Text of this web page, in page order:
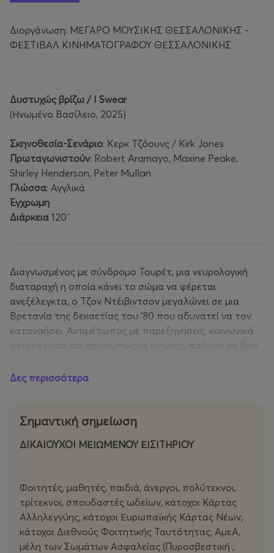
Διοργάνωση: ΜΕΓΑΡΟ ΜΟΥΣΙΚΗΣ ΘΕΣΣΑΛΟΝΙΚΗΣ -
ΦΕΣΤΙΒΑΛ ΚΙΝΗΜΑΤΟΓΡΑΦΟΥ ΘΕΣΣΑΛΟΝΙΚΗΣ
Δυστυχώς βρίζω / I Swear
(Ηνωμένο Βασίλειο, 2025)
Σκηνοθεσία-Σενάριο: Κερκ Τζόουνς / Kirk Jones
Πρωταγωνιστούν: Robert Aramayo, Maxine Peake,
Shirley Henderson, Peter Mullan
Γλώσσα: Αγγλικά
Έγχρωμη
Διάρκεια 120΄
Διαγνωσμένος με σύνδρομο Τουρέτ, μια νευρολογική
διαταραχή η οποία κάνει το σώμα να φέρεται
ανεξέλεγκτα, ο Τζον Ντέιβιντσον μεγαλώνει σε μια
Βρετανία της δεκαετίας του ’80 που αδυνατεί να τον
κατανοήσει. Αντιμέτωπος με παρεξηγήσεις, κοινωνικά
στερεότυπα και προσωπικούς αγώνες, παλεύει να βρει
Δες περισσότερα
Σημαντική σημείωση
ΔIKAIOYXOI ΜΕΙΩΜΕΝΟΥ ΕΙΣΙΤΗΡΙΟΥ
Φοιτητές, μαθητές, παιδιά, άνεργοι, πολύτεκνοι,
τρίτεκνοι, σπουδαστές ωδείων, κάτοχοι Κάρτας
Αλληλεγγύης, κάτοχοι Ευρωπαϊκής Κάρτας Νέων,
κάτοχοι Διεθνούς Φοιτητικής Ταυτότητας, ΑμεΑ,
μέλη των Σωμάτων Ασφαλείας (Πυροσβεστική ,